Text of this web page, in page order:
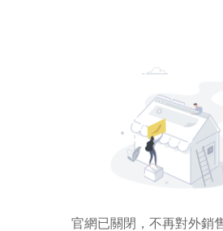
官網已關閉，不再對外銷